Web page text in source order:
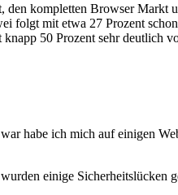
kompletten Browser
mit etwa 27 Prozent
50 Prozent sehr
habe ich mich auf einigen
einige Sicherheitslücken